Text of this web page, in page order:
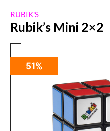
RUBIK'S
Rubik’s Mini 2×2
51%